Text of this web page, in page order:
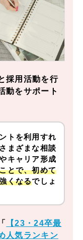
採用活動を行
動をサポート
トを利用すれ
まざまな相談
キャリア形成
とで、初めて
くなるでしょ
「
【23・24卒最
人気ランキン